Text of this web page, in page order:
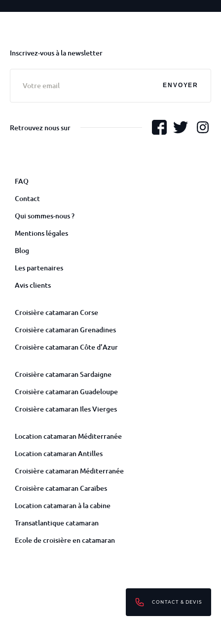
Inscrivez-vous à la newsletter
ENVOYER
Retrouvez nous sur
FAQ
Contact
Qui sommes-nous ?
Mentions légales
Blog
Les partenaires
Avis clients
Croisière catamaran Corse
Croisière catamaran Grenadines
Croisière catamaran Côte d’Azur
Croisière catamaran Sardaigne
Croisière catamaran Guadeloupe
Croisière catamaran Iles Vierges
Location catamaran Méditerranée
Location catamaran Antilles
Croisière catamaran Méditerranée
Croisière catamaran Caraïbes
Location catamaran à la cabine
Transatlantique catamaran
Ecole de croisière en catamaran
CONTACT & DEVIS